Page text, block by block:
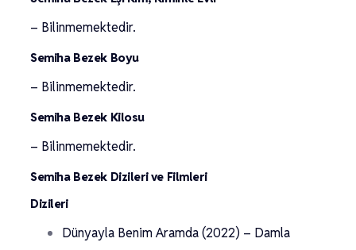
– Bilinmemektedir.
Semiha Bezek Boyu
– Bilinmemektedir.
Semiha Bezek Kilosu
– Bilinmemektedir.
Semiha Bezek Dizileri ve Filmleri
Dizileri
Dünyayla Benim Aramda (2022) – Damla